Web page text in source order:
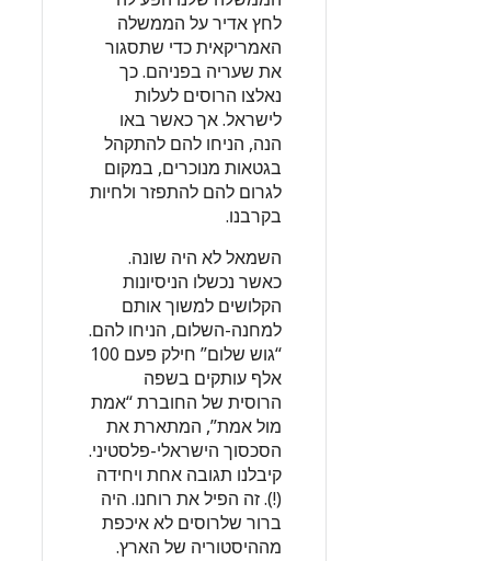
לחץ אדיר על הממשלה
האמריקאית כדי שתסגור
את שעריה בפניהם. כך
נאלצו הרוסים לעלות
לישראל. אך כאשר באו
הנה, הניחו להם להתקהל
בגטאות מנוכרים, במקום
לגרום להם להתפזר ולחיות
בקרבנו.
השמאל לא היה שונה.
כאשר נכשלו הניסיונות
הקלושים למשוך אותם
למחנה-השלום, הניחו להם.
“גוש שלום” חילק פעם 100
אלף עותקים בשפה
הרוסית של החוברת “אמת
מול אמת”, המתארת את
הסכסוך הישראלי-פלסטיני.
קיבלנו תגובה אחת ויחידה
(!). זה הפיל את רוחנו. היה
ברור שלרוסים לא איכפת
מההיסטוריה של הארץ.